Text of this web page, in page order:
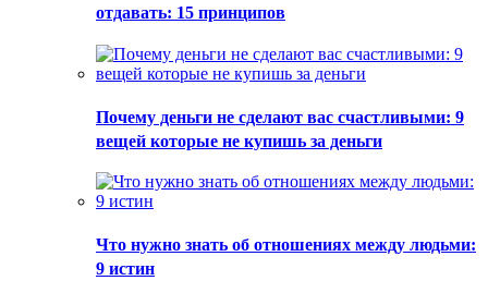
отдавать: 15 принципов
Почему деньги не сделают вас счастливыми: 9
вещей которые не купишь за деньги
Что нужно знать об отношениях между людьми:
9 истин